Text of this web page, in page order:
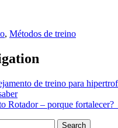
, Métodos de treino
de treino para
Rotador – porque fortalecer?